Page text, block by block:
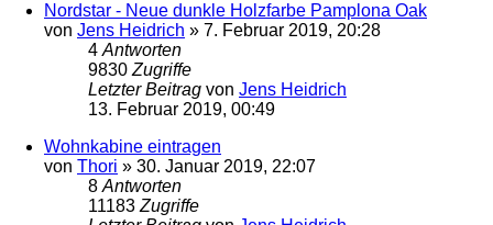
Nordstar - Neue dunkle Holzfarbe Pamplona Oak
von Jens Heidrich » 7. Februar 2019, 20:28
4 Antworten
9830 Zugriffe
Letzter Beitrag von Jens Heidrich
13. Februar 2019, 00:49
Wohnkabine eintragen
von Thori » 30. Januar 2019, 22:07
8 Antworten
11183 Zugriffe